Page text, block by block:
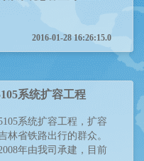
2016-01-28 16:26:15.0
系统扩容工程
系统扩容工程，扩容
林省铁路出行的群众。
年由我司承建，目前